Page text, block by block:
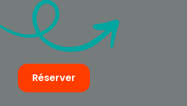
Réserver